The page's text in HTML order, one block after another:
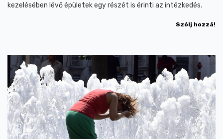
kezelésében lévő épületek egy részét is érinti az intézkedés.
Szólj hozzá!